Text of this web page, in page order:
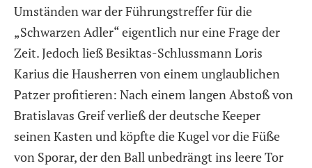
Umständen war der Führungstreffer für die
„Schwarzen Adler“ eigentlich nur eine Frage der
Zeit. Jedoch ließ Besiktas-Schlussmann Loris
Karius die Hausherren von einem unglaublichen
Patzer profitieren: Nach einem langen Abstoß von
Bratislavas Greif verließ der deutsche Keeper
seinen Kasten und köpfte die Kugel vor die Füße
von Sporar, der den Ball unbedrängt ins leere Tor